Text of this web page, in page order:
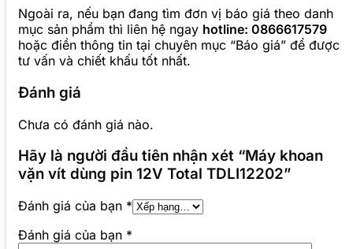
Ngoài ra, nếu bạn đang tìm đơn vị báo giá theo danh
mục sản phẩm thì liên hệ ngay hotline: 0866617579
hoặc điền thông tin tại chuyên mục “Báo giá” để được
tư vấn và chiết khấu tốt nhất.
Đánh giá
Chưa có đánh giá nào.
Hãy là người đầu tiên nhận xét “Máy khoan
vặn vít dùng pin 12V Total TDLI12202”
Đánh giá của bạn *
Đánh giá của bạn *